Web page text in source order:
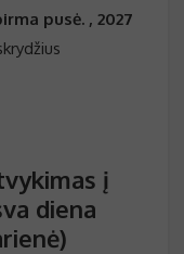
pusė. , 2027
į
diena